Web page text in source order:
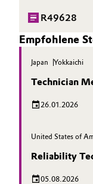
R49628
Empfohlene
Japan Yokkaichi
Technician
26.01.2026
United States of
Reliability
05.08.2026